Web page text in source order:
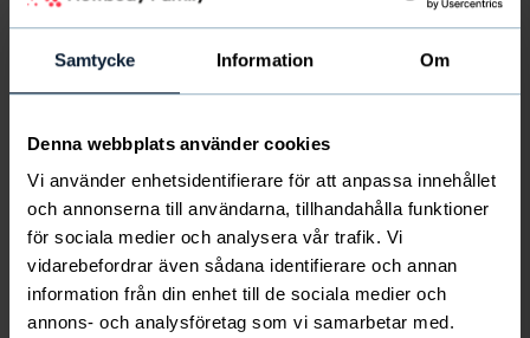
Samtycke Information Om
Denna webbplats använder cookies
Vi använder enhetsidentifierare för att anpassa innehållet
och annonserna till användarna, tillhandahålla funktioner
för sociala medier och analysera vår trafik. Vi
vidarebefordrar även sådana identifierare och annan
information från din enhet till de sociala medier och
annons- och analysföretag som vi samarbetar med.
oroa dig för byglar som skaver och tung
Low Support Bra black är en sport-bh av
resår nedtill. Detta gör den perfekt för de lite lättare
passen. Meshpartiet i ryggen ger en svalkande
känsla och gör att den även passar till vardags. De
uttagbara vadderingarna i kuporna gör dessutom
att du själv kan anpassa Low Support Bra efter dina
önskemål.